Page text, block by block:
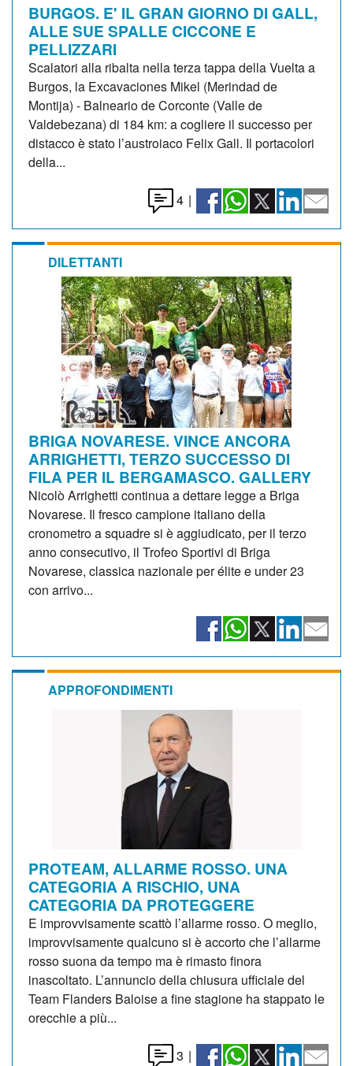
BURGOS. E' IL GRAN GIORNO DI GALL,
ALLE SUE SPALLE CICCONE E
PELLIZZARI
Scalatori alla ribalta nella terza tappa della Vuelta a
Burgos, la Excavaciones Mikel (Merindad de
Montija) - Balneario de Corconte (Valle de
Valdebezana) di 184 km: a cogliere il successo per
distacco è stato l’austroiaco Felix Gall. Il portacolori
della...
4 |
DILETTANTI
BRIGA NOVARESE. VINCE ANCORA
ARRIGHETTI, TERZO SUCCESSO DI
FILA PER IL BERGAMASCO. GALLERY
Nicolò Arrighetti continua a dettare legge a Briga
Novarese. Il fresco campione italiano della
cronometro a squadre si è aggiudicato, per il terzo
anno consecutivo, il Trofeo Sportivi di Briga
Novarese, classica nazionale per élite e under 23
con arrivo...
APPROFONDIMENTI
PROTEAM, ALLARME ROSSO. UNA
CATEGORIA A RISCHIO, UNA
CATEGORIA DA PROTEGGERE
E improvvisamente scattò l’allarme rosso. O meglio,
improvvisamente qualcuno si è accorto che l’allarme
rosso suona da tempo ma è rimasto finora
inascoltato. L’annuncio della chiusura ufficiale del
Team Flanders Baloise a fine stagione ha stappato le
orecchie a più...
3 |